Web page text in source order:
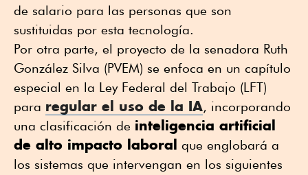
de salario para las personas que son
sustituidas por esta tecnología.
Por otra parte, el proyecto de la senadora Ruth
González Silva (PVEM) se enfoca en un capítulo
especial en la Ley Federal del Trabajo (LFT)
para regular el uso de la IA, incorporando
una clasificación de inteligencia artificial
de alto impacto laboral que englobará a
los sistemas que intervengan en los siguientes